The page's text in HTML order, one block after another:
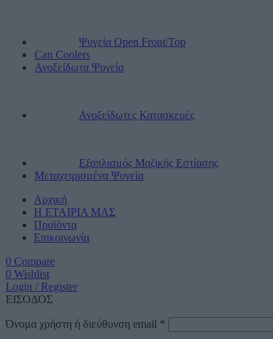
Ψυγεία Open Front/Top
Can Coolers
Ανοξείδωτα Ψυγεία
Ανοξείδωτες Κατασκευές
Εξοπλισμός Μαζικής Εστίασης
Μεταχειρισμένα Ψυγεία
Αρχική
Η ΕΤΑΙΡΙΑ ΜΑΣ
Προϊόντα
Επικοινωνία
0 Compare
0 Wishlist
Login / Register
ΕΙΣΟΔΟΣ
Όνομα χρήστη ή διεύθυνση email *